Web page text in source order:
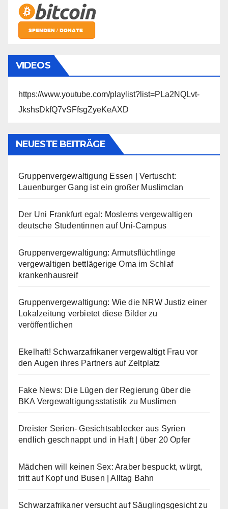
VIDEOS
https://www.youtube.com/playlist?list=PLa2NQLvt-
JkshsDkfQ7vSFfsgZyeKeAXD
NEUESTE BEITRÄGE
Gruppenvergewaltigung Essen | Vertuscht:
Lauenburger Gang ist ein großer Muslimclan
Der Uni Frankfurt egal: Moslems vergewaltigen
deutsche Studentinnen auf Uni-Campus
Gruppenvergewaltigung: Armutsflüchtlinge
vergewaltigen bettlägerige Oma im Schlaf
krankenhausreif
Gruppenvergewaltigung: Wie die NRW Justiz einer
Lokalzeitung verbietet diese Bilder zu
veröffentlichen
Ekelhaft! Schwarzafrikaner vergewaltigt Frau vor
den Augen ihres Partners auf Zeltplatz
Fake News: Die Lügen der Regierung über die
BKA Vergewaltigungsstatistik zu Muslimen
Dreister Serien- Gesichtsablecker aus Syrien
endlich geschnappt und in Haft | über 20 Opfer
Mädchen will keinen Sex: Araber bespuckt, würgt,
tritt auf Kopf und Busen | Alltag Bahn
Schwarzafrikaner versucht auf Säuglingsgesicht zu